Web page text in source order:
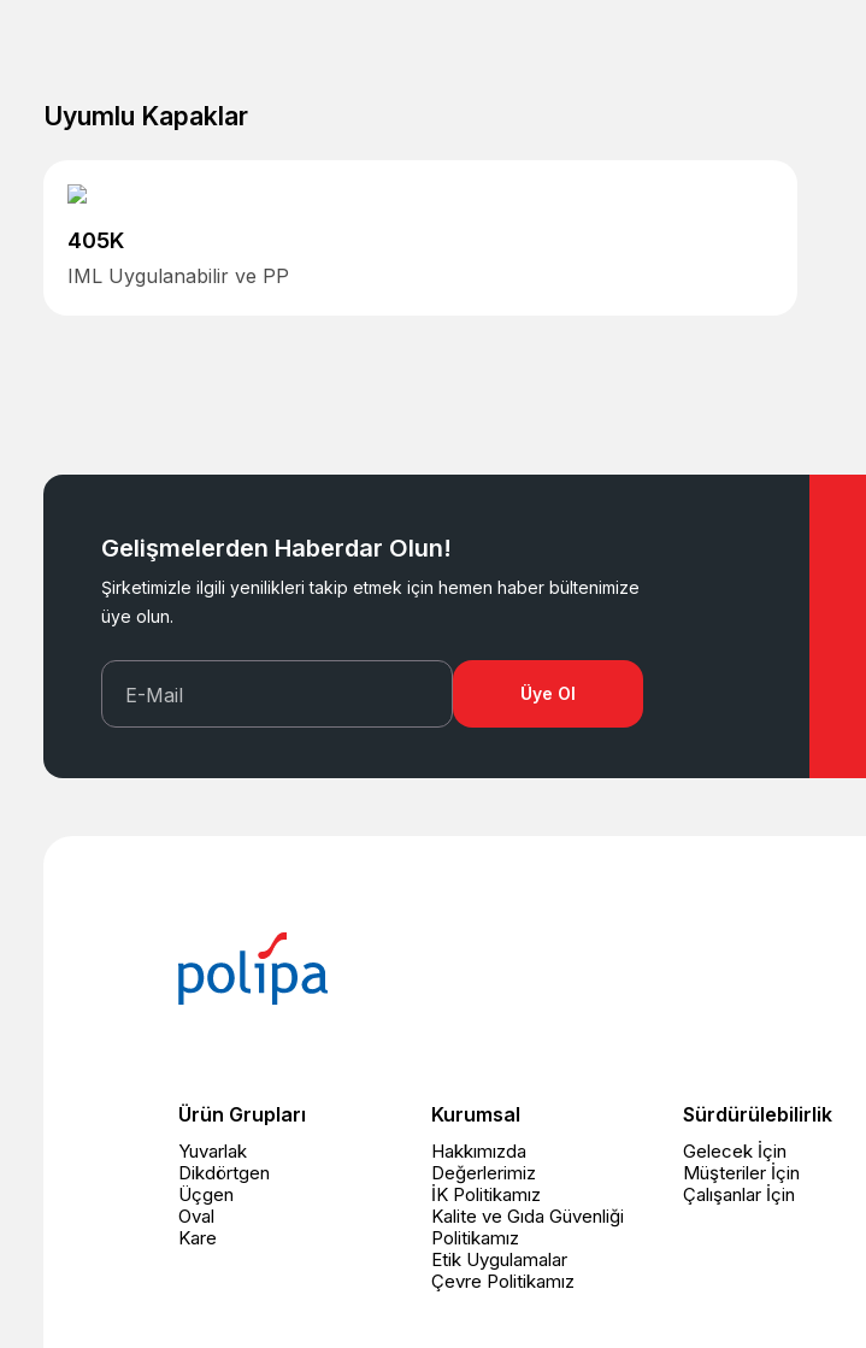
Uyumlu Kapaklar
405K
IML Uygulanabilir ve PP
Gelişmelerden Haberdar Olun!
Şirketimizle ilgili yenilikleri takip etmek için hemen haber bültenimize
üye olun.
E-Mail Üye Ol
Ürün Grupları
Yuvarlak
Dikdörtgen
Üçgen
Oval
Kare
Kurumsal
Hakkımızda
Değerlerimiz
İK Politikamız
Kalite ve Gıda Güvenliği
Politikamız
Etik Uygulamalar
Çevre Politikamız
Sürdürülebilirlik
Gelecek İçin
Müşteriler İçin
Çalışanlar İçin